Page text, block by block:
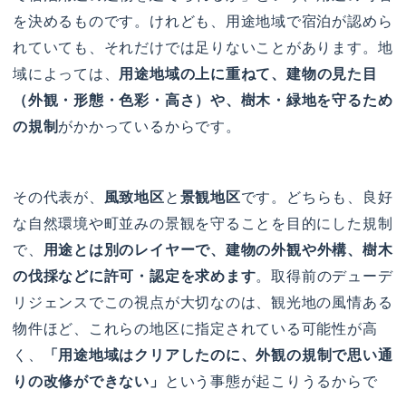
を決めるものです。けれども、用途地域で宿泊が認めら
れていても、それだけでは足りないことがあります。地
域によっては、 用途地域の上に重ねて、建物の見た目
（外観・形態・色彩・高さ）や、樹木・緑地を守るため
の規制 がかかっているからです。
その代表が、 風致地区と 景観地区です。どちらも、良好
な自然環境や町並みの景観を守ることを目的にした規制
で、
用途とは別のレイヤーで、建物の外観や外構、樹木
の伐採などに許可・認定を求めます。取得前のデューデ
リジェンスでこの視点が大切なのは、観光地の風情ある
物件ほど、これらの地区に指定されている可能性が高
く、
「用途地域はクリアしたのに、外観の規制で思い通
りの改修ができない」
という事態が起こりうるからで